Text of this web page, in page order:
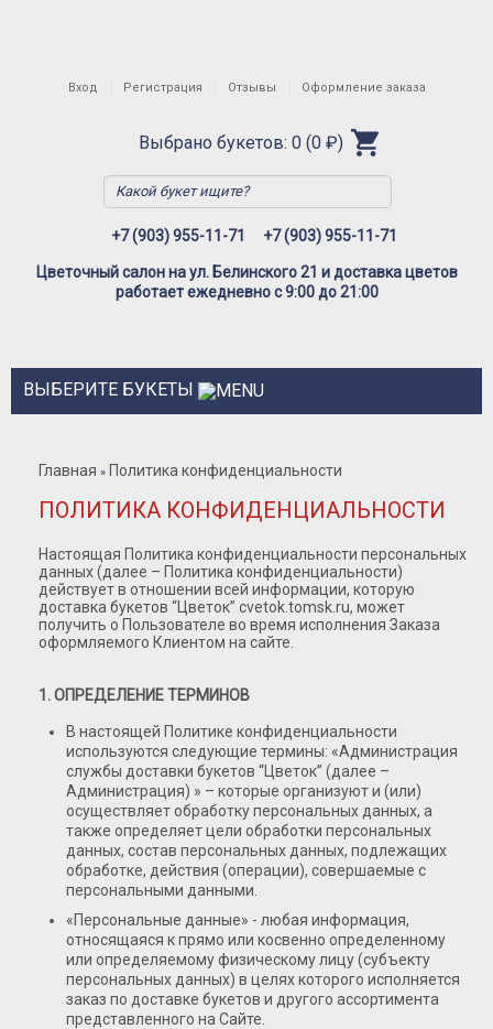
Вход Регистрация Отзывы Оформление заказа
Выбрано букетов: 0 (0 ₽)
+7 (903) 955-11-71 +7 (903) 955-11-71
Цветочный салон на ул. Белинского 21 и доставка цветов
работает ежедневно с 9:00 до 21:00
ВЫБЕРИТЕ БУКЕТЫ
Розы
Розы Премиум
Розы Мордовия
Розы Пионовидные
Розы Кустовые
Розы Поштучно
Букеты
Букеты из гипсофилы
Букеты из ирисов
Букеты из лилий
Букеты из маттиолы
Букеты из подсолнухов
Букеты из ромашек
Букеты из эустомы
Букеты с альстромерией
Главная » Политика конфиденциальности
ПОЛИТИКА КОНФИДЕНЦИАЛЬНОСТИ
Настоящая Политика конфиденциальности персональных
данных (далее – Политика конфиденциальности)
действует в отношении всей информации, которую
доставка букетов “Цветок” cvetok.tomsk.ru, может
получить о Пользователе во время исполнения Заказа
оформляемого Клиентом на сайте.
1. ОПРЕДЕЛЕНИЕ ТЕРМИНОВ
В настоящей Политике конфиденциальности
используются следующие термины: «Администрация
службы доставки букетов “Цветок” (далее –
Администрация) » – которые организуют и (или)
осуществляет обработку персональных данных, а
также определяет цели обработки персональных
данных, состав персональных данных, подлежащих
обработке, действия (операции), совершаемые с
персональными данными.
«Персональные данные» - любая информация,
относящаяся к прямо или косвенно определенному
или определяемому физическому лицу (субъекту
персональных данных) в целях которого исполняется
заказ по доставке букетов и другого ассортимента
представленного на Сайте.